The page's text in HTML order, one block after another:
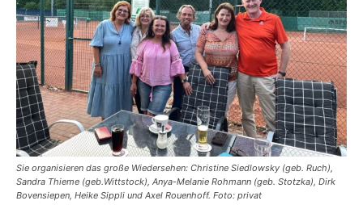
Sie organisieren das große Wiedersehen: Christine Siedlowsky (geb. Ruch),
Sandra Thieme (geb.Wittstock), Anya-Melanie Rohmann (geb. Stotzka), Dirk
Bovensiepen, Heike Sippli und Axel Rouenhoff. Foto: privat